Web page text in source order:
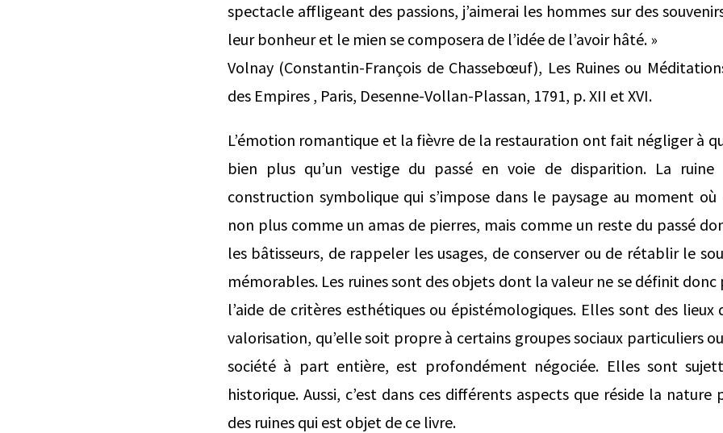
spectacle affligeant des passions, j’aimerai les hommes sur des
leur bonheur et le mien se composera de l’idée de l’avoir hâté. »
Volnay (Constantin-François de Chassebœuf), Les Ruines ou
des Empires , Paris, Desenne-Vollan-Plassan, 1791, p. XII et XVI.
L’émotion romantique et la fièvre de la restauration ont fait négliger à
bien plus qu’un vestige du passé en voie de disparition. La
construction symbolique qui s’impose dans le paysage au moment
non plus comme un amas de pierres, mais comme un reste du passé
les bâtisseurs, de rappeler les usages, de conserver ou de rétablir le
mémorables. Les ruines sont des objets dont la valeur ne se définit donc
l’aide de critères esthétiques ou épistémologiques. Elles sont des
valorisation, qu’elle soit propre à certains groupes sociaux particuliers
société à part entière, est profondément négociée. Elles sont
historique. Aussi, c’est dans ces différents aspects que réside la nature
des ruines qui est objet de ce livre.